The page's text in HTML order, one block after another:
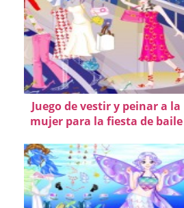
Juego de vestir y peinar a la
mujer para la fiesta de baile